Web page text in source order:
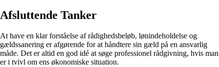
Afsluttende Tanker
At have en klar forståelse af rådighedsbeløb, lønindeholdelse og
gældssanering er afgørende for at håndtere sin gæld på en ansvarlig
måde. Det er altid en god idé at søge professionel rådgivning, hvis man
er i tvivl om ens økonomiske situation.